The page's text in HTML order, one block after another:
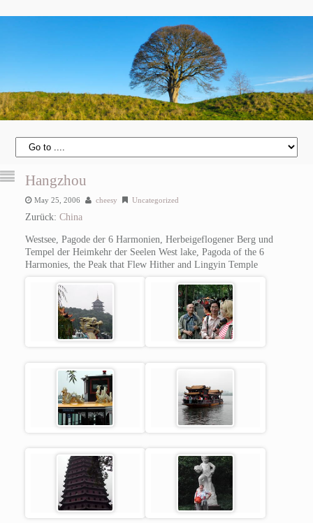
Hangzhou
May 25, 2006 cheesy Uncategorized
Zurück: China
Westsee, Pagode der 6 Harmonien, Herbeigeflogener Berg und
Tempel der Heimkehr der Seelen West lake, Pagoda of the 6
Harmonies, the Peak that Flew Hither and Lingyin Temple